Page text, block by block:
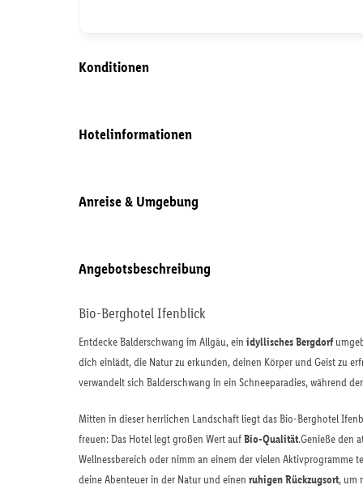
Konditionen
Hotelinformationen
Anreise & Umgebung
Angebotsbeschreibung
Bio-Berghotel Ifenblick
Entdecke Balderschwang im Allgäu, ein idyllisches Bergdorf
dich einlädt, die Natur zu erkunden, deinen Körper und Geist zu
verwandelt sich Balderschwang in ein Schneeparadies, während
Mitten in dieser herrlichen Landschaft liegt das Bio-Berghotel
freuen: Das Hotel legt großen Wert aufBio-Qualität.Genieße den
Wellnessbereich oder nimm an einem der vielen
deine Abenteuer in der Natur und einen ruhigen Rückzugsort, um